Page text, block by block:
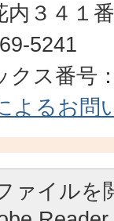
内３４１
5241
クス番号
よるお問
ァイルを